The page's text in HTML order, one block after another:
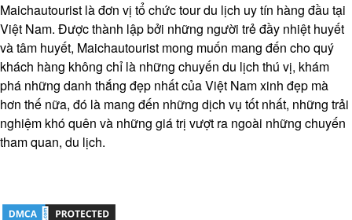
Maichautourist là đơn vị tổ chức tour du lịch uy tín hàng đầu tại
Việt Nam. Được thành lập bởi những người trẻ đầy nhiệt huyết
và tâm huyết, Maichautourist mong muốn mang đến cho quý
khách hàng không chỉ là những chuyến du lịch thú vị, khám
phá những danh thắng đẹp nhất của Việt Nam xinh đẹp mà
hơn thế nữa, đó là mang đến những dịch vụ tốt nhất, những trải
nghiệm khó quên và những giá trị vượt ra ngoài những chuyến
tham quan, du lịch.